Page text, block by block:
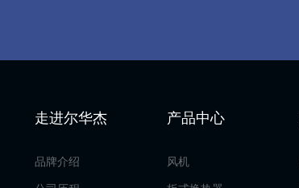
走进尔华杰
品牌介绍
产品中心
风机